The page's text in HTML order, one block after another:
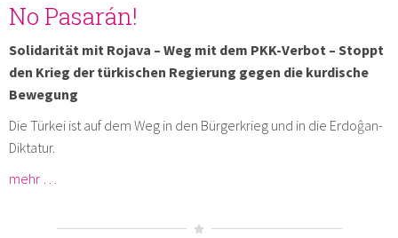
No Pasarán!
Solidarität mit Rojava – Weg mit dem PKK-Verbot – Stoppt
den Krieg der türkischen Regierung gegen die kurdische
Bewegung
Die Türkei ist auf dem Weg in den Bürgerkrieg und in die Erdoĝan-
Diktatur.
mehr …